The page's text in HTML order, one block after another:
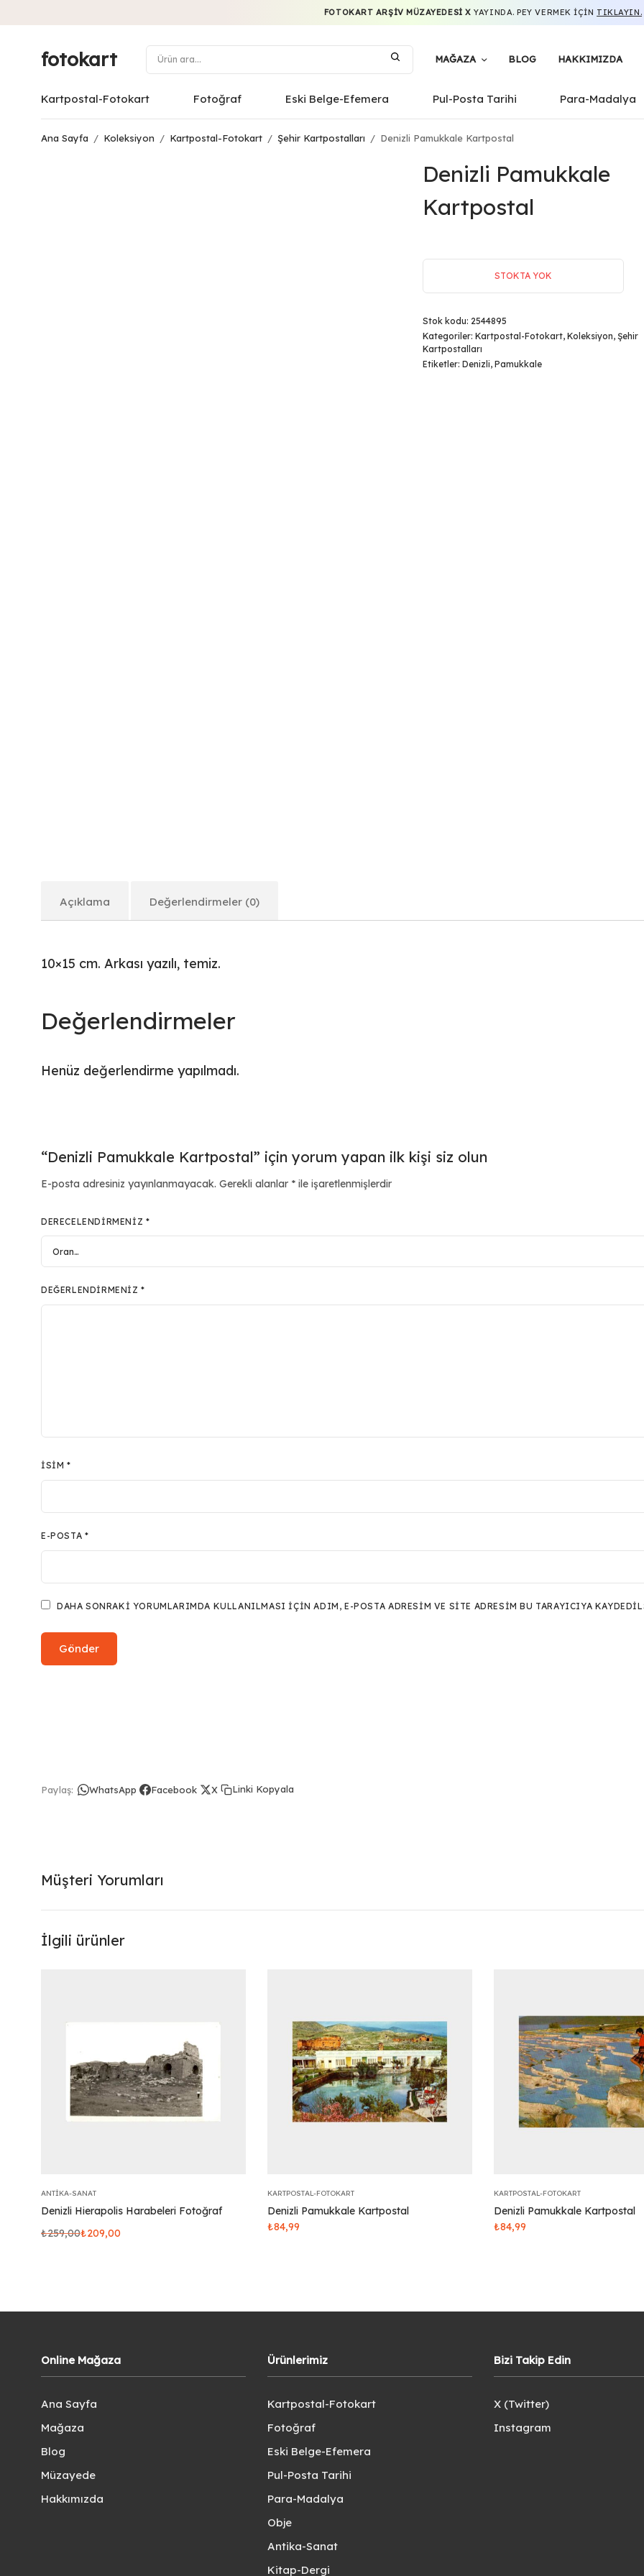
FOTOKART ARŞIV MÜZAYEDESI X YAYINDA. PEY VERMEK IÇIN TIKLAYIN.
fotokart MAĞAZA BLOG HAKKIMIZDA
Kartpostal-Fotokart Fotoğraf Eski Belge-Efemera Pul-Posta Tarihi Para-Madalya
Ana Sayfa / Koleksiyon / Kartpostal-Fotokart / Şehir Kartpostalları / Denizli Pamukkale Kartpostal
Denizli Pamukkale
Kartpostal
STOKTA YOK
Stok kodu: 2544895
Kategoriler: Kartpostal-Fotokart, Koleksiyon, Şehir
Kartpostalları
Etiketler: Denizli, Pamukkale
Açıklama Değerlendirmeler (0)
10×15 cm. Arkası yazılı, temiz.
Değerlendirmeler
Henüz değerlendirme yapılmadı.
“Denizli Pamukkale Kartpostal” için yorum yapan ilk kişi siz olun
E-posta adresiniz yayınlanmayacak. Gerekli alanlar * ile işaretlenmişlerdir
DERECELENDIRMENIZ *
DEĞERLENDIRMENIZ*
İSIM*
E-POSTA *
DAHA SONRAKI YORUMLARIMDA KULLANILMASI IÇIN ADIM, E-POSTA ADRESIM VE SITE ADRESIM BU TARAYICIYA
Paylaş: WhatsApp Facebook X Linki Kopyala
Müşteri Yorumları
İlgili ürünler
ANTIKA-SANAT
Denizli Hierapolis Harabeleri Fotoğraf
₺259,00₺209,00
KARTPOSTAL-FOTOKART
Denizli Pamukkale Kartpostal
₺84,99
KARTPOSTAL-FOTOKART
Denizli Pamukkale Kartpostal
₺84,99
Online Mağaza
Ana Sayfa
Mağaza
Blog
Müzayede
Hakkımızda
Ürünlerimiz
Kartpostal-Fotokart
Fotoğraf
Eski Belge-Efemera
Pul-Posta Tarihi
Para-Madalya
Obje
Antika-Sanat
Kitap-Dergi
Bizi Takip Edin
X (Twitter)
Instagram